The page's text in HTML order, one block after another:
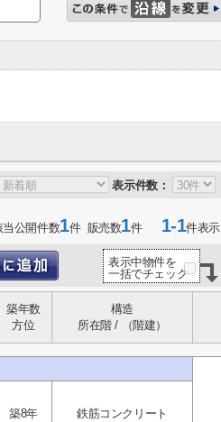
表示件数：
当公開件数1件 販売数1件1-1件表示
表示中物件を
一括でチェック
築年数
方位
構造
所在階 / （階建）
築8年
鉄筋コンクリート